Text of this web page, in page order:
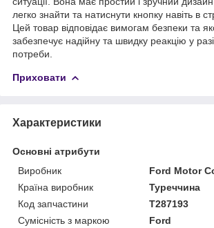
легко знайти та натиснути кнопку навіть в
Цей товар відповідає вимогам безпеки та
забезпечує надійну та швидку реакцію у
потреби.
Приховати
Характеристики
Основні атрибути
Виробник
Ford Motor
Країна виробник
Туреччина
Код запчастини
T287193
Сумісність з маркою
Ford